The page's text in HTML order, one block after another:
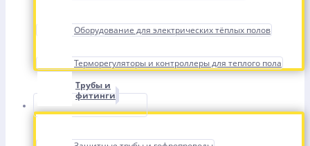
Оборудование для электрических тёплых полов
Терморегуляторы и контроллеры для теплого пола
Трубы и
фитинги